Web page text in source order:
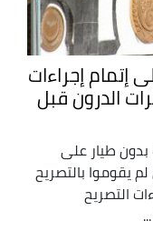
إتمام إجراءات
الدرون قبل
طيار على
يقوموا بالتصريح
التصريح